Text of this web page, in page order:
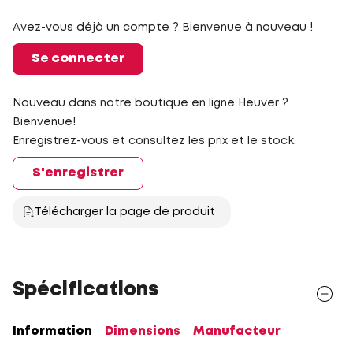
Avez-vous déjà un compte ? Bienvenue à nouveau !
Se connecter
Nouveau dans notre boutique en ligne Heuver ?
Bienvenue!
Enregistrez-vous et consultez les prix et le stock.
S'enregistrer
Télécharger la page de produit
Spécifications
Information Dimensions Manufacteur